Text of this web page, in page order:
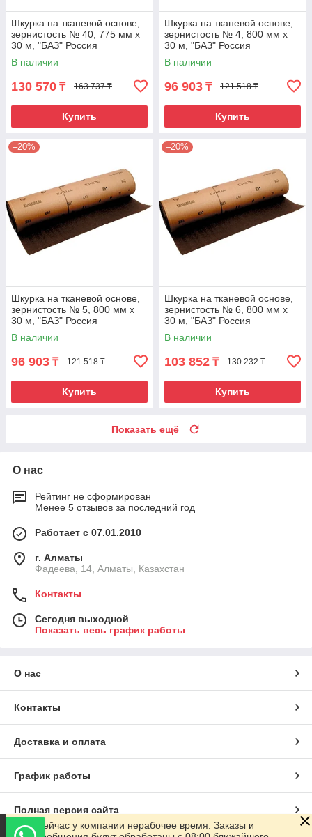
Шкурка на тканевой основе,
зернистость № 40, 775 мм х
30 м, "БАЗ" Россия
В наличии
130 570 ₸ 163 737 ₸
Купить
Шкурка на тканевой основе,
зернистость № 4, 800 мм х
30 м, "БАЗ" Россия
В наличии
96 903 ₸ 121 518 ₸
Купить
–20%
Шкурка на тканевой основе,
зернистость № 5, 800 мм х
30 м, "БАЗ" Россия
В наличии
96 903 ₸ 121 518 ₸
Купить
–20%
Шкурка на тканевой основе,
зернистость № 6, 800 мм х
30 м, "БАЗ" Россия
В наличии
103 852 ₸ 130 232 ₸
Купить
Показать ещё
О нас
Рейтинг не сформирован
Менее 5 отзывов за последний год
Работает с 07.01.2010
г. Алматы
Фадеева, 14, Алматы, Казахстан
Контакты
Сегодня выходной
Показать весь график работы
О нас
Контакты
Доставка и оплата
График работы
Полная версия сайта
Сейчас у компании нерабочее время. Заказы и